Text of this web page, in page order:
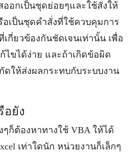
อกเป็นชุดย่อยๆและใช้สั่งให้
อเป็นชุดคำสั่งที่ใช้ควบคุมการ
เกี่ยวข้องกันชัดเจนเท่านั้น เพื่อ
ไขได้ง่าย และถ้าเกิดข้อผิด
ให้ส่งผลกระทบกับระบบงาน
ยัง
ก็ต้องหาทางใช้ VBA ให้ได้
เท่าใดนัก หน่วยงานก็เล็กๆ